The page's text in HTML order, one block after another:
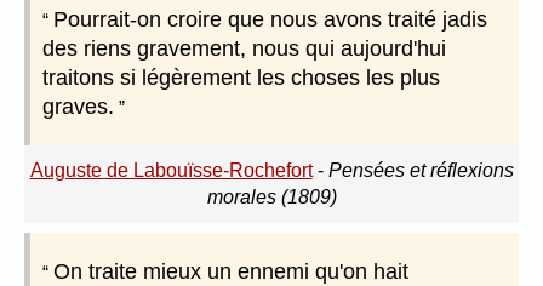
Pourrait-on croire que nous avons traité jadis
des riens gravement, nous qui aujourd'hui
traitons si légèrement les choses les plus
graves.
Auguste de Labouïsse-Rochefort- Pensées et réflexions
morales (1809)
On traite mieux un ennemi qu'on hait